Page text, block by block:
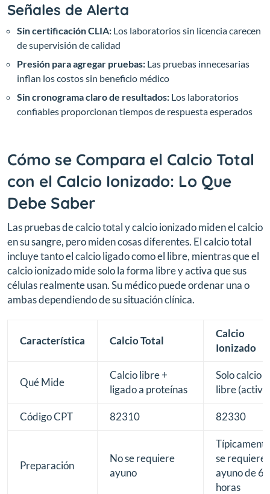
Señales de Alerta
Sin certificación CLIA: Los laboratorios sin licencia carecen
de supervisión de calidad
Presión para agregar pruebas: Las pruebas innecesarias
inflan los costos sin beneficio médico
Sin cronograma claro de resultados: Los laboratorios
confiables proporcionan tiempos de respuesta esperados
Cómo se Compara el Calcio Total
con el Calcio Ionizado: Lo Que
Debe Saber
Las pruebas de calcio total y calcio ionizado miden el calcio
en su sangre, pero miden cosas diferentes. El calcio total
incluye tanto el calcio ligado como el libre, mientras que el
calcio ionizado mide solo la forma libre y activa que sus
células realmente usan. Su médico puede ordenar una o
ambas dependiendo de su situación clínica.
Característica Calcio Total
Calcio
Ionizado
Qué Mide
Calcio libre +
ligado a proteínas
Solo calcio
libre
Código CPT 82310 82330
Preparación
No se requiere
ayuno
Típicamente
se requiere
ayuno de 6
horas